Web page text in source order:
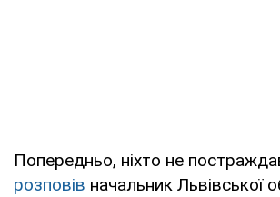
Попередньо, ніхто не
розповів начальник Львівської